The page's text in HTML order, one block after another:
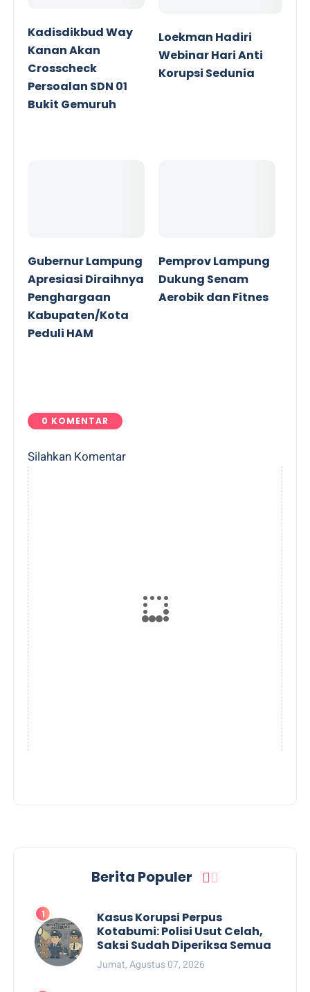
Kadisdikbud Way
Kanan Akan
Crosscheck
Persoalan SDN 01
Bukit Gemuruh
Loekman Hadiri
Webinar Hari Anti
Korupsi Sedunia
Gubernur Lampung
Apresiasi Diraihnya
Penghargaan
Kabupaten/Kota
Peduli HAM
Pemprov Lampung
Dukung Senam
Aerobik dan Fitnes
0 KOMENTAR
Silahkan Komentar
Berita Populer
Kasus Korupsi Perpus
Kotabumi: Polisi Usut Celah,
Saksi Sudah Diperiksa Semua
Jumat, Agustus 07, 2026